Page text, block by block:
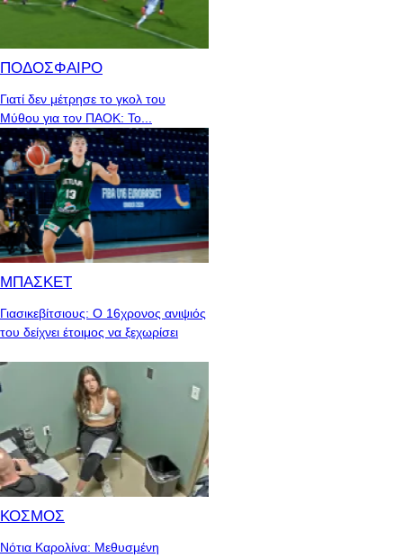
ΠΟΔΟΣΦΑΙΡΟ
Γιατί δεν μέτρησε το γκολ του
Μύθου για τον ΠΑΟΚ: Το...
ΜΠΑΣΚΕΤ
Γιασικεβίτσιους: Ο 16χρονος ανιψιός
του δείχνει έτοιμος να ξεχωρίσει
ΚΟΣΜΟΣ
Νότια Καρολίνα: Μεθυσμένη